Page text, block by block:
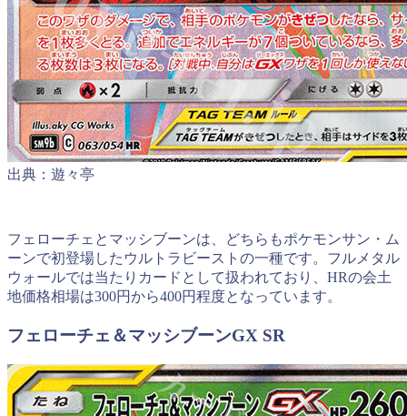
出典：遊々亭
フェローチェとマッシブーンは、どちらもポケモンサン・ム
ーンで初登場したウルトラビーストの一種です。フルメタル
ウォールでは当たりカードとして扱われており、HRの会土
地価格相場は300円から400円程度となっています。
フェローチェ＆マッシブーンGX SR